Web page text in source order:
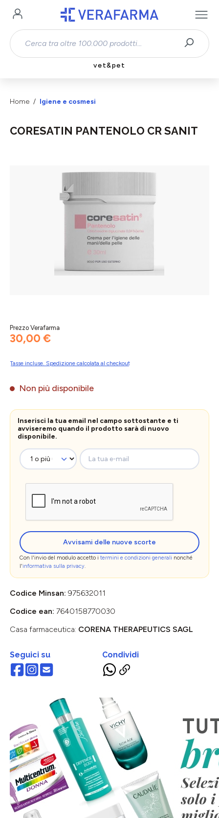
Passa al contenuto principale
vet&pet
Home Igiene e cosmesi
CORESATIN PANTENOLO CR SANIT
Prezzo Verafarma
30,00 €
Tasse incluse. Spedizione calcolata al checkout
Non più disponibile
Inserisci la tua email nel campo sottostante e ti
avviseremo quando il prodotto sarà di nuovo
disponibile.
La tua e-mail
Avvisami delle nuove scorte
Con l'invio del modulo accetto i termini e condizioni generali nonché
l'informativa sulla privacy.
Codice Minsan: 975632011
Codice ean: 7640158770030
Casa farmaceutica: CORENA THERAPEUTICS SAGL
Seguici su Condividi